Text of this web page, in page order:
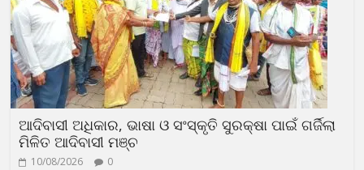
ଆଦିବାସୀ ଅଧିକାର, ଭାଷା ଓ ସଂସ୍କୃତି ସୁରକ୍ଷା ପାଇଁ ଗର୍ଜିଲା
ମିଳିତ ଆଦିବାସୀ ମଞ୍ଚ
10/08/2026 0